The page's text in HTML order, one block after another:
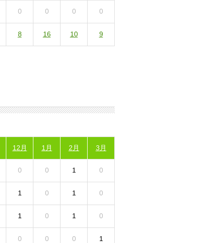
0 0 0 0
8 16 10 9
12月 1月 2月 3月
0 0 1 0
1 0 1 0
1 0 1 0
0 0 0 1